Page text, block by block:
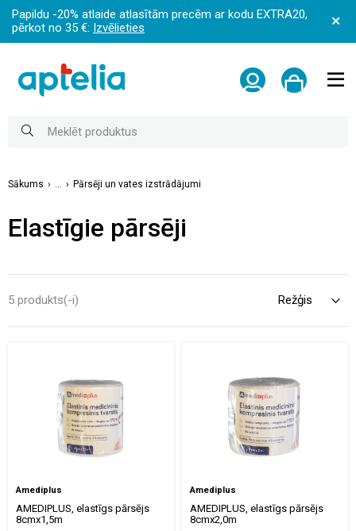
Papildu -20% atlaide atlasītām precēm ar kodu EXTRA20,
pērkot no 35 €: Izvēlieties
Sākums Pārsēji un vates izstrādājumi
Elastīgie pārsēji
5 produkts(-i)
Amediplus
AMEDIPLUS, elastīgs pārsējs
8cmx1,5m
Amediplus
AMEDIPLUS, elastīgs pārsējs
8cmx2,0m